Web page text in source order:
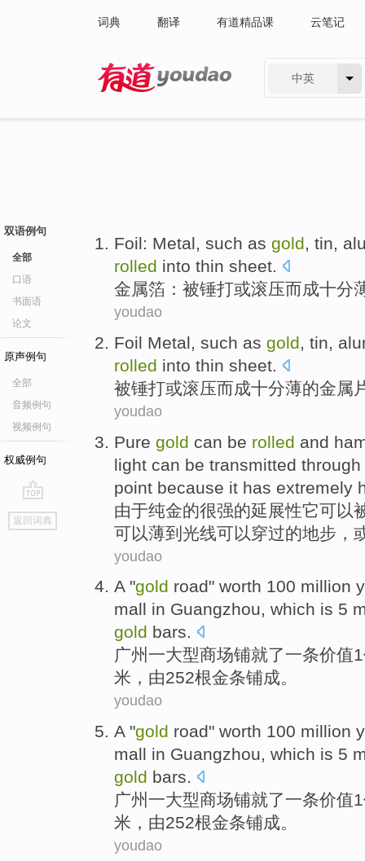
词典 翻译 有道精品课 云笔记
中英
双语例句
全部
口语
书面语
论文
原声例句
全部
音频例句
视频例句
权威例句
go
top
返回词典
Foil: Metal, such as gold, tin,
rolled into thin sheet.
金属箔 ：被锤打或滚压而成十分
youdao
Foil Metal, such as gold, tin,
rolled into thin sheet.
被锤打或滚压而成十分薄的金属
youdao
Pure gold can be rolled and
light can be transmitted through
point because it has extremely
由于纯金的很强的延展性它可以
可以薄到 光线可以穿过的地步 ，
youdao
A"gold road" worth 100 million
mall in Guangzhou, which is 5
gold bars.
广州 一大型商场铺就了一条价值
米 ， 由252根金条铺成。
youdao
A"gold road" worth 100 million
mall in Guangzhou, which is 5
gold bars.
广州 一大型商场铺就了一条价值
米 ， 由252根金条铺成。
youdao